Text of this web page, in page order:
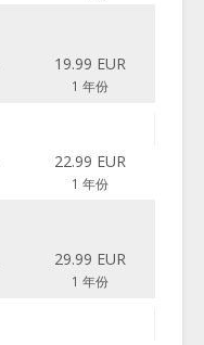
19.99 EUR
1 年份
22.99 EUR
1 年份
29.99 EUR
1 年份